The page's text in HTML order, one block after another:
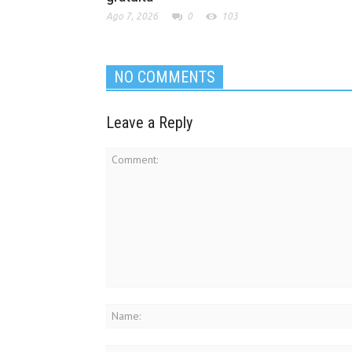
Ago 7, 2026 0 103
NO COMMENTS
Leave a Reply